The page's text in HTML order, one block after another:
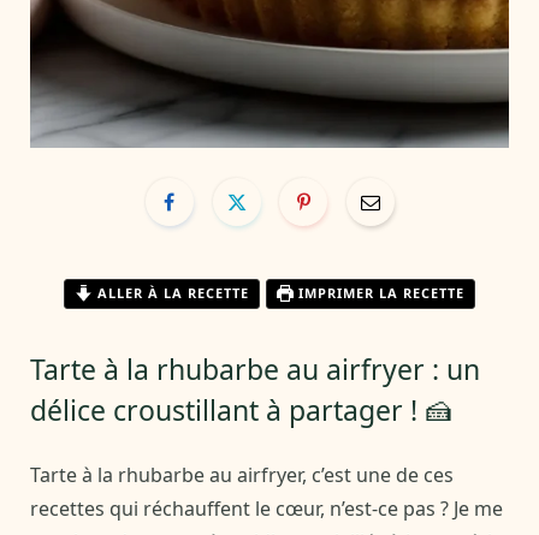
ALLER À LA RECETTE IMPRIMER LA RECETTE
Tarte à la rhubarbe au airfryer : un
délice croustillant à partager ! 🍰
Tarte à la rhubarbe au airfryer, c’est une de ces
recettes qui réchauffent le cœur, n’est-ce pas ? Je me